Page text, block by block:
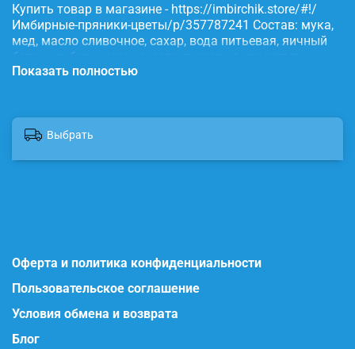
Купить товар в магазине - https://imbirchik.store/#!/
Имбирные-пряники-цветы/p/357787241 Состав: мука,
мед, масло сливочное, сахар, вода питьевая, яичный
белок, имбирь, корица, сода, пищевые красители.
Показать полностью
Выбрать
Оферта и политика конфиденциальности
Пользовательское соглашение
Условия обмена и возврата
Блог